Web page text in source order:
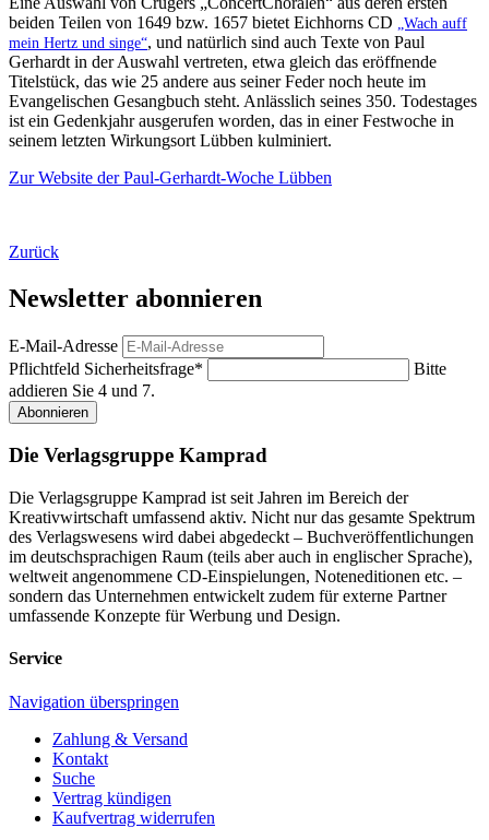
beiden Teilen von 1649 bzw. 1657 bietet Eichhorns CD
„Wach auff
mein Hertz und singe“, und natürlich sind auch Texte von Paul
Gerhardt in der Auswahl vertreten, etwa gleich das eröffnende
Titelstück, das wie 25 andere aus seiner Feder noch heute im
Evangelischen Gesangbuch steht. Anlässlich seines 350. Todestages
ist ein Gedenkjahr ausgerufen worden, das in einer Festwoche in
seinem letzten Wirkungsort Lübben kulminiert.
Zur Website der Paul-Gerhardt-Woche Lübben
Zurück
Newsletter abonnieren
E-Mail-Adresse
Pflichtfeld Sicherheitsfrage*
Bitte
addieren Sie 4 und 7.
Abonnieren
Die Verlagsgruppe Kamprad
Die Verlagsgruppe Kamprad ist seit Jahren im Bereich der
Kreativwirtschaft umfassend aktiv. Nicht nur das gesamte Spektrum
des Verlagswesens wird dabei abgedeckt – Buchveröffentlichungen
im deutschsprachigen Raum (teils aber auch in englischer Sprache),
weltweit angenommene CD-Einspielungen, Noteneditionen etc. –
sondern das Unternehmen entwickelt zudem für externe Partner
umfassende Konzepte für Werbung und Design.
Service
Navigation überspringen
Zahlung & Versand
Kontakt
Suche
Vertrag kündigen
Kaufvertrag widerrufen